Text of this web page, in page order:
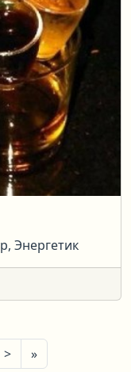
Энергетик
>Следующая
»Последняя